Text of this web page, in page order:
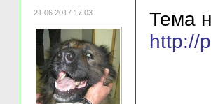
21.06.2017 17:03
Тема
http://